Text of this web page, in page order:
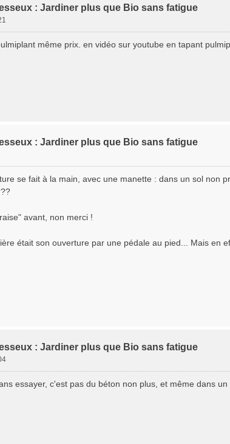
: Jardiner plus que Bio sans fatigue
même prix. en vidéo sur youtube en tapant
: Jardiner plus que Bio sans fatigue
se fait à la main, avec une manette : dans un sol non
avant, non merci !
était son ouverture par une pédale au pied... Mais en
: Jardiner plus que Bio sans fatigue
essayer, c'est pas du béton non plus, et même dans